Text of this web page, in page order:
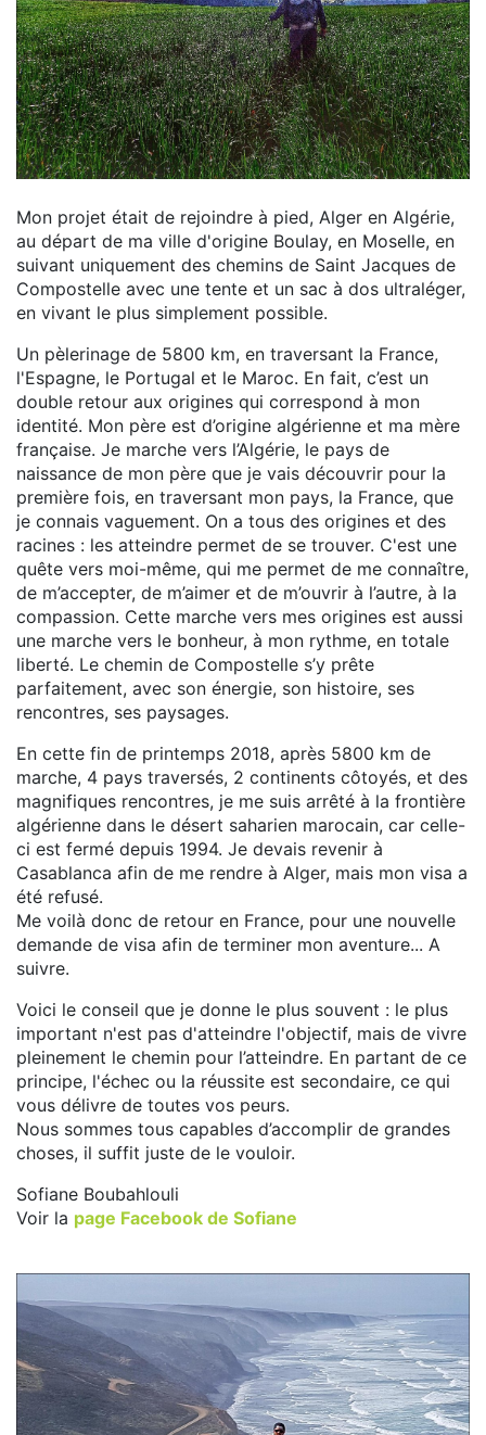
Mon projet était de rejoindre à pied, Alger en Algérie,
au départ de ma ville d'origine Boulay, en Moselle, en
suivant uniquement des chemins de Saint Jacques de
Compostelle avec une tente et un sac à dos ultraléger,
en vivant le plus simplement possible.
Un pèlerinage de 5800 km, en traversant la France,
l'Espagne, le Portugal et le Maroc. En fait, c’est un
double retour aux origines qui correspond à mon
identité. Mon père est d’origine algérienne et ma mère
française. Je marche vers l’Algérie, le pays de
naissance de mon père que je vais découvrir pour la
première fois, en traversant mon pays, la France, que
je connais vaguement. On a tous des origines et des
racines : les atteindre permet de se trouver. C'est une
quête vers moi-même, qui me permet de me connaître,
de m’accepter, de m’aimer et de m’ouvrir à l’autre, à la
compassion. Cette marche vers mes origines est aussi
une marche vers le bonheur, à mon rythme, en totale
liberté. Le chemin de Compostelle s’y prête
parfaitement, avec son énergie, son histoire, ses
rencontres, ses paysages.
En cette fin de printemps 2018, après 5800 km de
marche, 4 pays traversés, 2 continents côtoyés, et des
magnifiques rencontres, je me suis arrêté à la frontière
algérienne dans le désert saharien marocain, car celle-
ci est fermé depuis 1994. Je devais revenir à
Casablanca afin de me rendre à Alger, mais mon visa a
été refusé.
Me voilà donc de retour en France, pour une nouvelle
demande de visa afin de terminer mon aventure... A
suivre.
Voici le conseil que je donne le plus souvent : le plus
important n'est pas d'atteindre l'objectif, mais de vivre
pleinement le chemin pour l’atteindre. En partant de ce
principe, l'échec ou la réussite est secondaire, ce qui
vous délivre de toutes vos peurs.
Nous sommes tous capables d’accomplir de grandes
choses, il suffit juste de le vouloir.
Sofiane Boubahlouli
Voir la page Facebook de Sofiane